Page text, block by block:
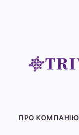
ПРО КОМПАНІЮ